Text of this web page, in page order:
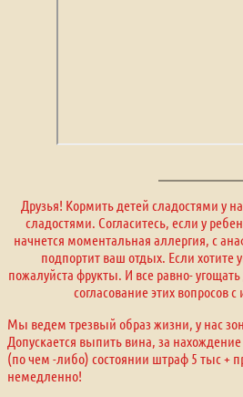
Друзья! Кормить детей сладостями
сладостями. Согласитесь, если у
начнется моментальная аллергия, с
подпортит ваш отдых. Если хотите
пожалуйста фрукты. И все равно-
согласование этих вопросов
Мы ведем трезвый образ жизни, у нас
Допускается выпить вина, за
(по чем -либо) состоянии штраф 5 тыс +
немедленно!